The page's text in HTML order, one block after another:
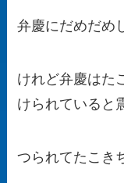
弁慶にだめだめ
けれど弁慶はた
けられていると
つられてたこき